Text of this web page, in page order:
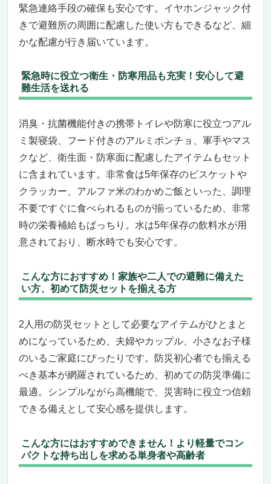
緊急連絡手段の確保も安心です。イヤホンジャック付
きで避難所の周囲に配慮した使い方もできるなど、細
かな配慮が行き届いています。
緊急時に役立つ衛生・防寒用品も充実！安心して避
難生活を送れる
消臭・抗菌機能付きの携帯トイレや防寒に役立つアル
ミ製寝袋、フード付きのアルミポンチョ、軍手やマス
クなど、衛生面・防寒面に配慮したアイテムもセット
に含まれています。非常食は5年保存のビスケットや
クラッカー、アルファ米のわかめご飯といった、調理
不要ですぐに食べられるものが揃っているため、非常
時の栄養補給もばっちり。水は5年保存の飲料水が用
意されており、断水時でも安心です。
こんな方におすすめ！家族や二人での避難に備えた
い方、初めて防災セットを揃える方
2人用の防災セットとして必要なアイテムがひとまと
めになっているため、夫婦やカップル、小さなお子様
のいるご家庭にぴったりです。防災初心者でも揃える
べき基本が網羅されているため、初めての防災準備に
最適。シンプルながら高機能で、災害時に役立つ信頼
できる備えとして安心感を提供します。
こんな方にはおすすめできません！より軽量でコン
パクトな持ち出しを求める単身者や高齢者